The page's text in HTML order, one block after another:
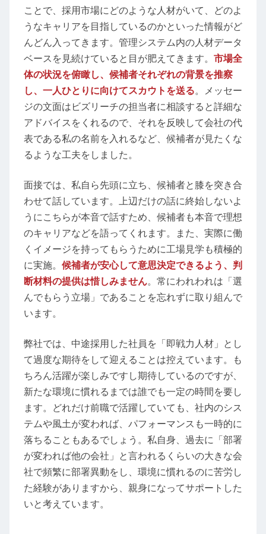
ことで、採用市場にどのような人材がいて、どのよ
うなキャリアを目指しているのかといった情報がど
んどん入ってきます。管理システム内の人材データ
ベースを見続けていると目が肥えてきます。 市場全
体の状況を俯瞰し、候補者それぞれの背景を推察
し、一人ひとりに向けてスカウトを送る。メッセー
ジの文面はビズリーチの担当者に相談すると詳細な
アドバイスをくれるので、それを反映して会社の代
表である私の名前を入れるなど、候補者が見たくな
るような工夫をしました。
面接では、私自ら先頭に立ち、候補者と膝を突き合
わせて話しています。上辺だけの話に終始しないよ
うにこちらが本音で話すため、候補者も本音で理想
のキャリアなどを語ってくれます。また、実際に働
くイメージを持ってもらうために工場見学も積極的
に実施。 候補者が安心して意思決定できるよう、判
断材料の提供は惜しみません。常にわれわれは「選
んでもらう立場」であることを忘れずに取り組んで
います。
弊社では、中途採用した社員を「即戦力人材」とし
て過度な期待をして迎えることは控えています。も
ちろん活躍が楽しみですし期待しているのですが、
新たな環境に慣れるまでは誰でも一定の時間を要し
ます。どれだけ前職で活躍していても、社内のシス
テムや風土が変われば、パフォーマンスも一時的に
落ちることもあるでしょう。私自身、過去に「部署
が変われば他の会社」と言われるくらいの大きな会
社で頻繁に部署異動をし、環境に慣れるのに苦労し
た経験がありますから、親身になってサポートした
いと考えています。